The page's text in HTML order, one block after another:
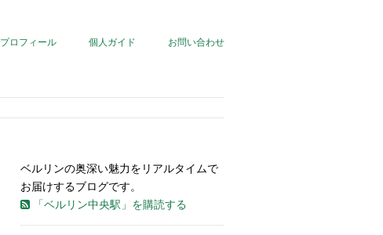
プロフィール 個人ガイド お問い合わせ
ベルリンの奥深い魅力をリアルタイムで
お届けするブログです。
「ベルリン中央駅」を購読する